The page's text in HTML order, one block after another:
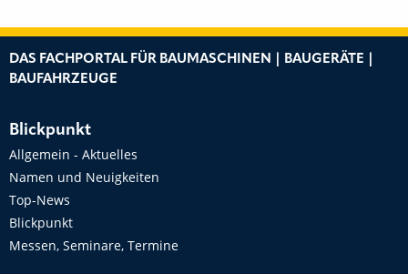
DAS FACHPORTAL FÜR BAUMASCHINEN | BAUGERÄTE |
BAUFAHRZEUGE
Blickpunkt
Allgemein - Aktuelles
Namen und Neuigkeiten
Top-News
Blickpunkt
Messen, Seminare, Termine